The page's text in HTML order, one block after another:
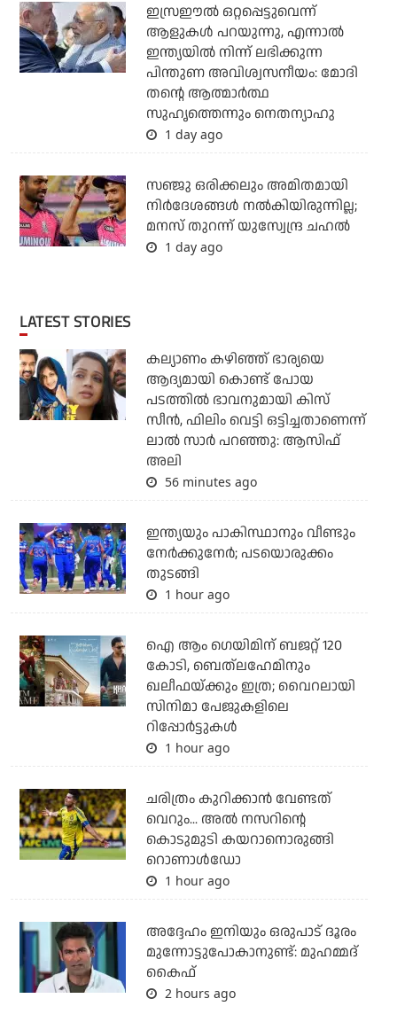
ഇസ്രഈല്‍ ഒറ്റപ്പെട്ടുവെന്ന്
ആളുകള്‍ പറയുന്നു, എന്നാല്‍
ഇന്ത്യയില്‍ നിന്ന് ലഭിക്കുന്ന
പിന്തുണ അവിശ്വസനീയം: മോദി
തന്റെ ആത്മാര്‍ത്ഥ
സുഹൃത്തെന്നും നെതന്യാഹു
1 day ago
സഞ്ജു ഒരിക്കലും അമിതമായി
നിര്‍ദേശങ്ങള്‍ നല്‍കിയിരുന്നില്ല;
മനസ് തുറന്ന് യുസ്വേന്ദ്ര ചഹല്‍
1 day ago
LATEST STORIES
കല്യാണം കഴിഞ്ഞ് ഭാര്യയെ
ആദ്യമായി കൊണ്ട് പോയ
പടത്തില്‍ ഭാവനുമായി കിസ്
സീന്‍, ഫിലിം വെട്ടി ഒട്ടിച്ചതാണെന്ന്
ലാല്‍ സാര്‍ പറഞ്ഞു: ആസിഫ്
അലി
56 minutes ago
ഇന്ത്യയും പാകിസ്ഥാനും വീണ്ടും
നേര്‍ക്കുനേര്‍; പടയൊരുക്കം
തുടങ്ങി
1 hour ago
ഐ ആം ഗെയിമിന് ബജറ്റ് 120
കോടി, ബെത്‌ലഹേമിനും
ഖലീഫയ്ക്കും ഇത്ര; വൈറലായി
സിനിമാ പേജുകളിലെ
റിപ്പോര്‍ട്ടുകള്‍
1 hour ago
ചരിത്രം കുറിക്കാന്‍ വേണ്ടത്
വെറും... അല്‍ നസറിന്റെ
കൊടുമുടി കയറാനൊരുങ്ങി
റൊണാള്‍ഡോ
1 hour ago
അദ്ദേഹം ഇനിയും ഒരുപാട് ദൂരം
മുന്നോട്ടുപോകാനുണ്ട്: മുഹമ്മദ്
കൈഫ്
2 hours ago